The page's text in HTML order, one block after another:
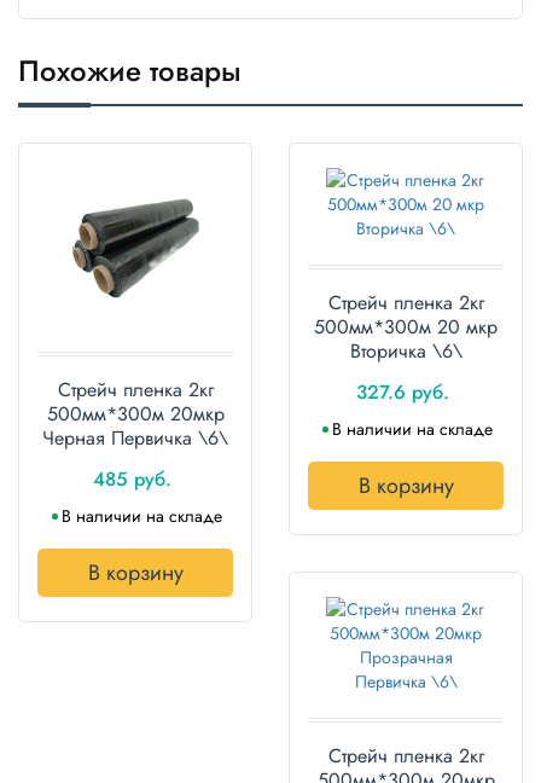
Скатерти
коврики
для
Салфетки
Полотенца
бумага
Все для
хранения и
транспортировки
Хозтовары
для
Похожие товары
Стрейч пленка 2кг
500мм*300м 20мкр
Черная Первичка \6\
485 руб.
В наличии на складе
В корзину
Стрейч пленка 2кг
500мм*300м 20 мкр
Вторичка \6\
327.6 руб.
В наличии на складе
В корзину
Стрейч пленка 2кг